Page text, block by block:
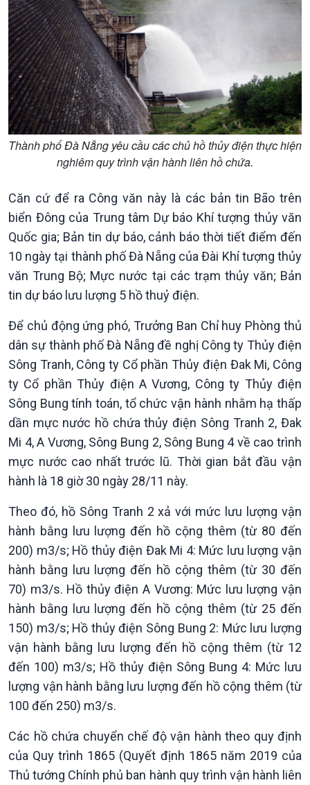
Theo dòng Thời sự
Chính trị
Tin Chính trị
Quốc hội với cử tri
Xây dựng đảng
Đảng trong cuộc sống
Nhận diện sự thật
Pháp luật và đời sống
Thế giới
Tin thế giới
Hồ sơ sự kiện quốc tế
Thế giới & Việt Nam
Biên cương - Một dải vững
bền
Kinh tế
Tin Kinh tế
Trước giờ mở cửa
Dòng chảy Kinh tế
Sức sống hàng Việt
Khởi nghiệp
Tuyên chiến với gian lận
thương mại
Nông nghiệp & Biển đảo
Tin Nông nghiệp & Biển
đảo
Mùa vàng
Tâm tình biên giới và hải
đảo
Tìm hiểu biển, đảo Việt
Nam
Thành phố Đà Nẵng yêu cầu các chủ hồ thủy điện thực hiện
nghiêm quy trình vận hành liên hồ chứa.
Căn cứ để ra Công văn này là các bản tin Bão trên
biển Đông của Trung tâm Dự báo Khí tượng thủy văn
Quốc gia; Bản tin dự báo, cảnh báo thời tiết điểm đến
10 ngày tại thành phố Đà Nẵng của Đài Khí tượng thủy
văn Trung Bộ; Mực nước tại các trạm thủy văn; Bản
tin dự báo lưu lượng 5 hồ thuỷ điện.
Để chủ động ứng phó, Trưởng Ban Chỉ huy Phòng thủ
dân sự thành phố Đà Nẵng đề nghị Công ty Thủy điện
Sông Tranh, Công ty Cổ phần Thủy điện Đak Mi, Công
ty Cổ phần Thủy điện A Vương, Công ty Thủy điện
Sông Bung tính toán, tổ chức vận hành nhằm hạ thấp
dần mực nước hồ chứa thủy điện Sông Tranh 2, Đak
Mi 4, A Vương, Sông Bung 2, Sông Bung 4 về cao trình
mực nước cao nhất trước lũ. Thời gian bắt đầu vận
hành là 18 giờ 30 ngày 28/11 này.
Theo đó, hồ Sông Tranh 2 xả với mức lưu lượng vận
hành bằng lưu lượng đến hồ cộng thêm (từ 80 đến
200) m3/s; Hồ thủy điện Đak Mi 4: Mức lưu lượng vận
hành bằng lưu lượng đến hồ cộng thêm (từ 30 đến
70) m3/s. Hồ thủy điện A Vương: Mức lưu lượng vận
hành bằng lưu lượng đến hồ cộng thêm (từ 25 đến
150) m3/s; Hồ thủy điện Sông Bung 2: Mức lưu lượng
vận hành bằng lưu lượng đến hồ cộng thêm (từ 12
đến 100) m3/s; Hồ thủy điện Sông Bung 4: Mức lưu
lượng vận hành bằng lưu lượng đến hồ cộng thêm (từ
100 đến 250) m3/s.
Các hồ chứa chuyển chế độ vận hành theo quy định
của Quy trình 1865 (Quyết định 1865 năm 2019 của
Thủ tướng Chính phủ ban hành quy trình vận hành liên